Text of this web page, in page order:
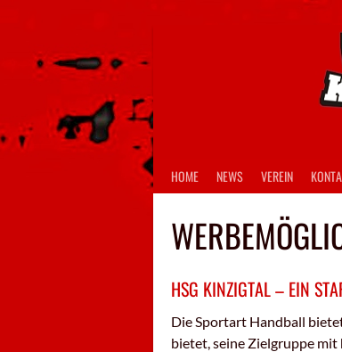
Inhalt
HOME NEWS VEREIN
HSG KINZIGTAL – EIN
Die Sportart Handball
bietet, seine Zielgruppe